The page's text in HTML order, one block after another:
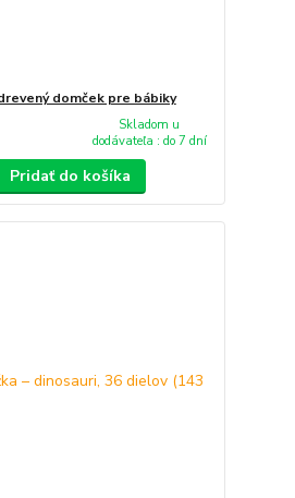
domček pre bábiky
Skladom u
dodávateľa : do 7 dní
Pridať do košíka